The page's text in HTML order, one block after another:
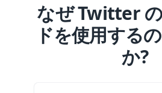
なぜ Twitter
ドを使用する
か?